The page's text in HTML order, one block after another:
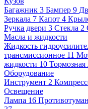
Багажник 3 Бампер 9
Зеркала 7 Капот 4
Ручка двери 3 Стекла 2
Масла и жидкости
Жидкость
трансмиссионное 11
жидкости 10 Тормозная
Оборудование
Инструмент 2
Освещение
Лампа 16